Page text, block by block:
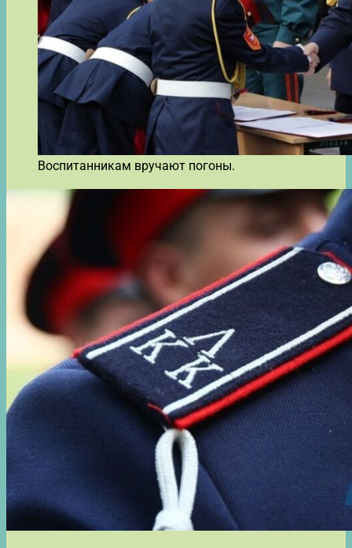
Воспитанникам вручают погоны.